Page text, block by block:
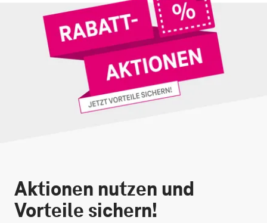
Aktionen nutzen und
Vorteile sichern!